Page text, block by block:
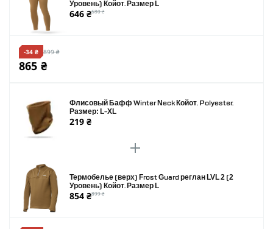
Уровень) Койот. Размер L
646 ₴680 ₴
-34 ₴ 899 ₴
865 ₴
Флисовый Бафф Winter Neck Койот. Polyester.
Размер: L-XL
219 ₴
Термобелье (верх) Frost Guard реглан LVL 2 (2
Уровень) Койот. Размер L
854 ₴899 ₴